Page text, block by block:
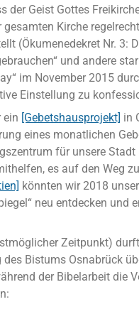
der Geist Gottes
gesamten Kirche
(Ökumenedekret Nr. 3:
und andere
im November 2015
Einstellung zu
ein [Gebetshausprojekt] in
eines monatlichen
für unsere
es auf den Weg
könnten wir 2018
neu entdecken und
Zeitpunkt)
des Bistums Osnabrück
der Bibelarbeit die